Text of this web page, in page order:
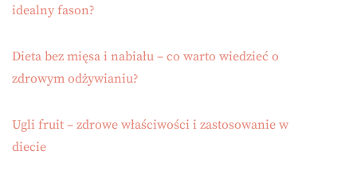
idealny fason?
Dieta bez mięsa i nabiału – co warto wiedzieć o
zdrowym odżywianiu?
Ugli fruit – zdrowe właściwości i zastosowanie w
diecie